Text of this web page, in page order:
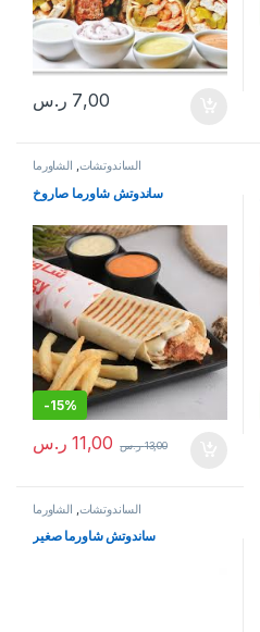
7,00 ر.س
الساندوتشات, الشاورما
ساندوتش شاورما صاروخ
-15%
11,00 ر.س 13,00 ر.س
الساندوتشات الشاورما
ساندوتش شاورما صغير